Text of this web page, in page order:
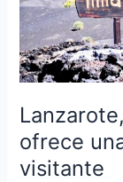
para
planificar
tu
visita
ofrece
visitante